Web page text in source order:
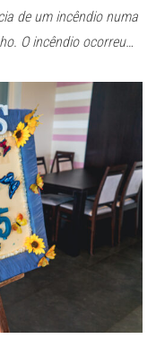
de um incêndio numa
O incêndio ocorreu…